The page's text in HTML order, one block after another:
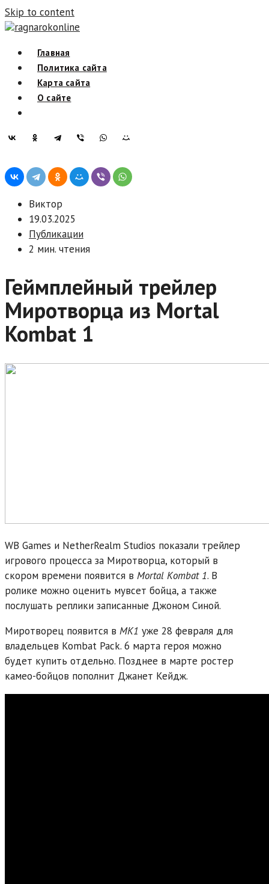
Skip to content
ragnarokonline
Главная
Политика сайта
Карта сайта
О сайте
Виктор
19.03.2025
Публикации
2 мин. чтения
Геймплейный трейлер
Миротворца из Mortal
Kombat 1
WB Games и NetherRealm Studios показали трейлер
игрового процесса за Миротворца, который в
скором времени появится в Mortal Kombat 1. В
ролике можно оценить мувсет бойца, а также
послушать реплики записанные Джоном Синой.
Миротворец появится в MK1 уже 28 февраля для
владельцев Kombat Pack. 6 марта героя можно
будет купить отдельно. Позднее в марте ростер
камео-бойцов пополнит Джанет Кейдж.